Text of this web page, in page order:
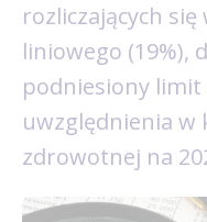
rozliczających
liniowego (19%),
podniesiony limit
uwzględnienia w
zdrowotnej na